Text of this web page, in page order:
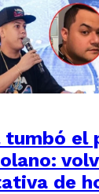
tumbó el
de